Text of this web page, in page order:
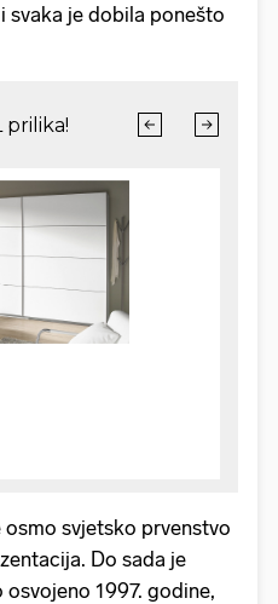
svaka je dobila ponešto
svjetsko prvenstvo
Do sada je
1997. godine,